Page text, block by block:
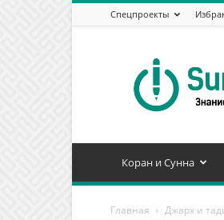
Спецпроекты
Коран и Сунна
Главная Джарх и